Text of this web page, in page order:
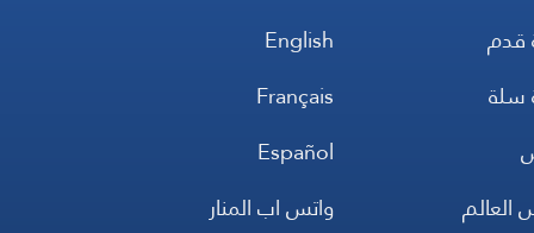
قدم
سلة
العالم
English
Français
Español
واتس اب المنار